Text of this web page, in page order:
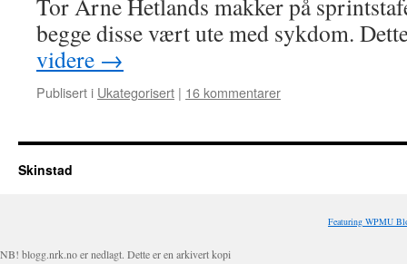
Tor Arne Hetlands makker på
begge disse vært ute med sykdom.
videre →
Publisert i Ukategorisert | 16 kommentarer
Skinstad
Featuring WPMU
NB! blogg.nrk.no er nedlagt. Dette er en arkivert kopi